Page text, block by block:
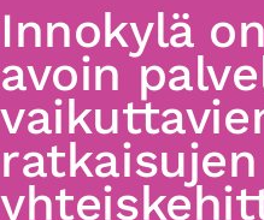
Innokylä
avoin
ratkaisujen